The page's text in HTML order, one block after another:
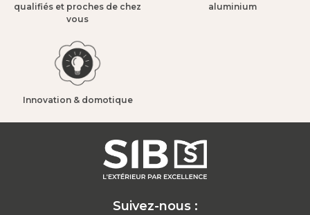
qualifiés et proches de chez
vous​
aluminium​
Innovation & domotique​
Suivez-nous :